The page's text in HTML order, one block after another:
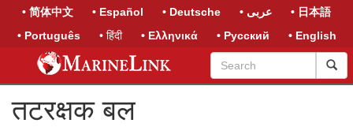
• 简体中文 • Español • Deutsche • عربى
• 日本語
• Português
• हिंदी • Ελληνικά • Русский • English
तटरक्षक बल